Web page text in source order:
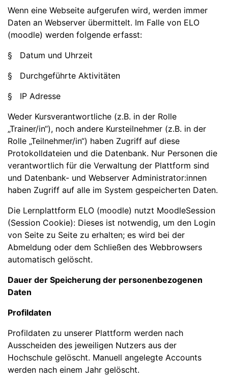
Wenn eine Webseite aufgerufen wird, werden immer
Daten an Webserver übermittelt. Im Falle von ELO
(moodle) werden folgende erfasst:
§ Datum und Uhrzeit
§ Durchgeführte Aktivitäten
§ IP Adresse
Weder Kursverantwortliche (z.B. in der Rolle
„Trainer/in“), noch andere Kursteilnehmer (z.B. in der
Rolle „Teilnehmer/in“) haben Zugriff auf diese
Protokolldateien und die Datenbank. Nur Personen die
verantwortlich für die Verwaltung der Plattform sind
und Datenbank- und Webserver Administrator:innen
haben Zugriff auf alle im System gespeicherten Daten.
Die Lernplattform ELO (moodle) nutzt MoodleSession
(Session Cookie): Dieses ist notwendig, um den Login
von Seite zu Seite zu erhalten; es wird bei der
Abmeldung oder dem Schließen des Webbrowsers
automatisch gelöscht.
Dauer der Speicherung der personenbezogenen
Daten
Profildaten
Profildaten zu unserer Plattform werden nach
Ausscheiden des jeweiligen Nutzers aus der
Hochschule gelöscht. Manuell angelegte Accounts
werden nach einem Jahr gelöscht.